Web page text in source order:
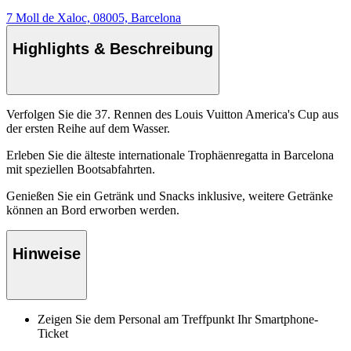
7 Moll de Xaloc, 08005, Barcelona
Highlights & Beschreibung
Verfolgen Sie die 37. Rennen des Louis Vuitton America's Cup aus
der ersten Reihe auf dem Wasser.
Erleben Sie die älteste internationale Trophäenregatta in Barcelona
mit speziellen Bootsabfahrten.
Genießen Sie ein Getränk und Snacks inklusive, weitere Getränke
können an Bord erworben werden.
Hinweise
Zeigen Sie dem Personal am Treffpunkt Ihr Smartphone-
Ticket